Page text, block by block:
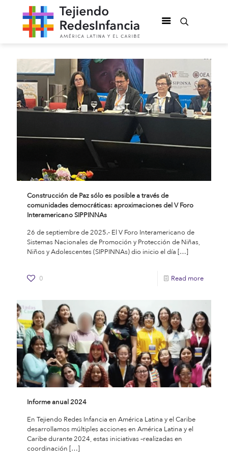
Construcción de Paz sólo es posible a través de
comunidades democráticas: aproximaciones del V Foro
Interamericano SIPPINNAs
26 de septiembre de 2025.- El V Foro Interamericano de
Sistemas Nacionales de Promoción y Protección de Niñas,
Niños y Adolescentes (SIPPINNAs) dio inicio el día […]
0 Read more
Informe anual 2024
En Tejiendo Redes Infancia en América Latina y el Caribe
desarrollamos múltiples acciones en América Latina y el
Caribe durante 2024, estas iniciativas –realizadas en
coordinación […]